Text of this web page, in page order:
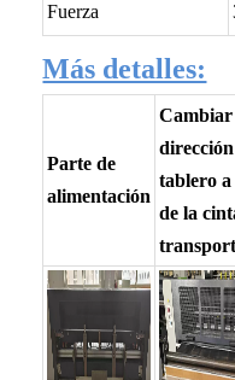
Fuerza
Más detalles:
Parte de
alimentación
Cambiar
tablero
de la